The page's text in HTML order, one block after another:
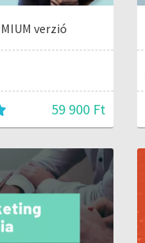
verzió
59 900 Ft